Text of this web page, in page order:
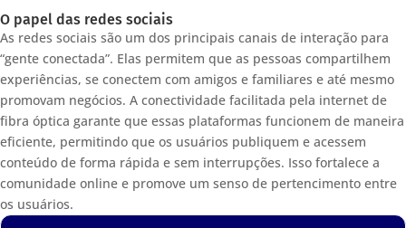
O papel das redes sociais
As redes sociais são um dos principais canais de interação para
“gente conectada”. Elas permitem que as pessoas compartilhem
experiências, se conectem com amigos e familiares e até mesmo
promovam negócios. A conectividade facilitada pela internet de
fibra óptica garante que essas plataformas funcionem de maneira
eficiente, permitindo que os usuários publiquem e acessem
conteúdo de forma rápida e sem interrupções. Isso fortalece a
comunidade online e promove um senso de pertencimento entre
os usuários.